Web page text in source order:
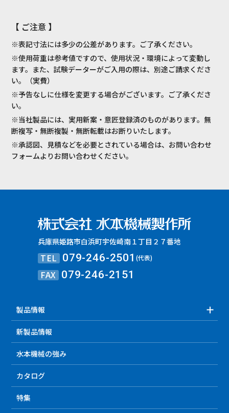
【 ご注意 】
※表記寸法には多少の公差があります。ご了承ください。
※使用荷重は参考値ですので、使用状況・環境によって変動し
ます。また、試験データーがご入用の際は、別途ご請求くださ
い。（実費）
※予告なしに仕様を変更する場合がございます。ご了承くださ
い。
※当社製品には、実用新案・意匠登録済のものがあります。無
断複写・無断複製・無断転載はお断りいたします。
※承認図、見積などを必要とされている場合は、お問い合わせ
フォームよりお問い合わせください。
兵庫県姫路市白浜町宇佐崎南１丁目２７番地
TEL 079-246-2501(代表)
FAX 079-246-2151
製品情報
新製品情報
水本機械の強み
カタログ
特集